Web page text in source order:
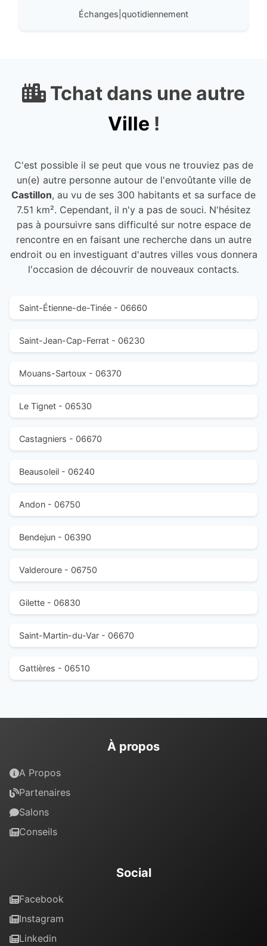
Échanges|quotidiennement
Tchat dans une autre
Ville !
C'est possible il se peut que vous ne trouviez pas de
un(e) autre personne autour de l'envoûtante ville de
Castillon, au vu de ses 300 habitants et sa surface de
7.51 km². Cependant, il n'y a pas de souci. N'hésitez
pas à poursuivre sans difficulté sur notre espace de
rencontre en en faisant une recherche dans un autre
endroit ou en investiguant d'autres villes vous donnera
l'occasion de découvrir de nouveaux contacts.
Saint-Étienne-de-Tinée - 06660
Saint-Jean-Cap-Ferrat - 06230
Mouans-Sartoux - 06370
Le Tignet - 06530
Castagniers - 06670
Beausoleil - 06240
Andon - 06750
Bendejun - 06390
Valderoure - 06750
Gilette - 06830
Saint-Martin-du-Var - 06670
Gattières - 06510
À propos
A Propos
Partenaires
Salons
Conseils
Social
Facebook
Instagram
Linkedin